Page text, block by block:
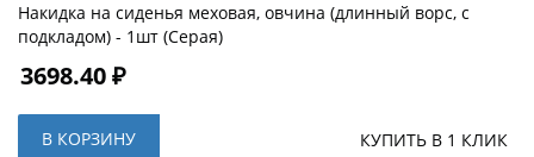
Накидка на сиденья меховая, овчина (длинный ворс, с
подкладом) - 1шт (Серая)
3698.40 ₽
В КОРЗИНУ КУПИТЬ В 1 КЛИК